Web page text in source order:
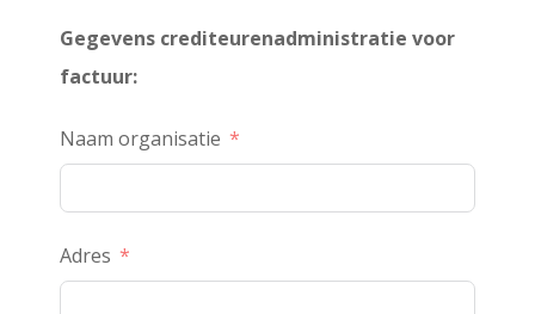
Gegevens crediteurenadministratie voor
factuur:
Naam organisatie
Adres